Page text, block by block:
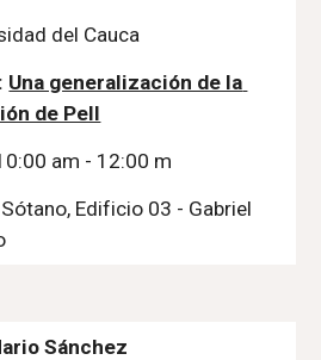
del Cauca
Una generalización de la
de Pell
am - 12:00 m
Edificio 03 - Gabriel
Sánchez